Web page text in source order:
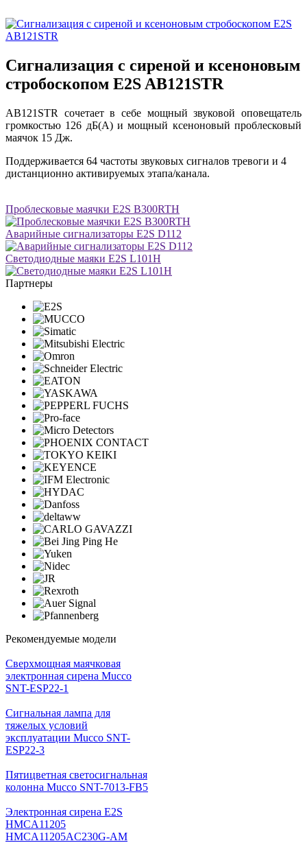
Сигнализация с сиреной и ксеноновым
стробоскопом E2S AB121STR
AB121STR сочетает в себе мощный звуковой оповещатель
громкостью 126 дБ(A) и мощный ксеноновый проблесковый
маячок 15 Дж.
Поддерживается 64 частоты звуковых сигналов тревоги и 4
дистанционно активируемых этапа/канала.
Проблесковые маячки E2S B300RTH
Аварийные сигнализаторы E2S D112
Светодиодные маяки E2S L101H
Партнеры
Рекомендуемые модели
Cверхмощная маячковая
электронная сирена Mucco
SNT-ESP22-1
Сигнальная лампа для
тяжелых условий
эксплуатации Mucco SNT-
ESP22-3
Пятицветная светосигнальная
колонна Mucco SNT-7013-FB5
Электронная сирена E2S
HMCA11205
HMCA11205AC230G-AM